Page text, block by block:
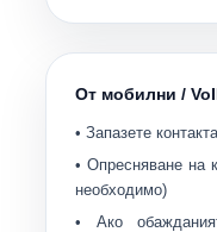
От мобилни /
• Запазете
• Опресняване на
необходимо)
• Ако